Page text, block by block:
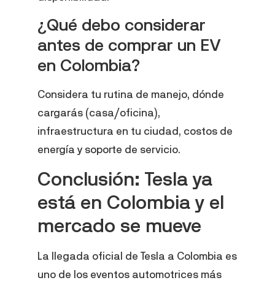
¿Qué debo considerar
antes de comprar un EV
en Colombia?
Considera tu rutina de manejo, dónde
cargarás (casa/oficina),
infraestructura en tu ciudad, costos de
energía y soporte de servicio.
Conclusión: Tesla ya
está en Colombia y el
mercado se mueve
La llegada oficial de Tesla a Colombia es
uno de los eventos automotrices más